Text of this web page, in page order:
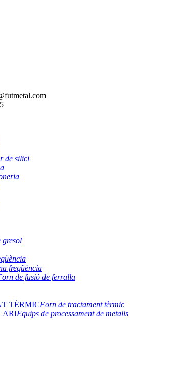
de silici
gresol
freqüència
de fusió de ferralla
Forn de tractament tèrmic
Equips de processament de metalls